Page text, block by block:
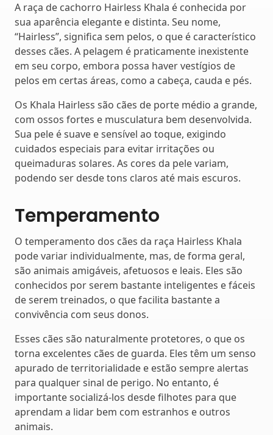
A raça de cachorro Hairless Khala é conhecida por
sua aparência elegante e distinta. Seu nome,
“Hairless”, significa sem pelos, o que é característico
desses cães. A pelagem é praticamente inexistente
em seu corpo, embora possa haver vestígios de
pelos em certas áreas, como a cabeça, cauda e pés.
Os Khala Hairless são cães de porte médio a grande,
com ossos fortes e musculatura bem desenvolvida.
Sua pele é suave e sensível ao toque, exigindo
cuidados especiais para evitar irritações ou
queimaduras solares. As cores da pele variam,
podendo ser desde tons claros até mais escuros.
Temperamento
O temperamento dos cães da raça Hairless Khala
pode variar individualmente, mas, de forma geral,
são animais amigáveis, afetuosos e leais. Eles são
conhecidos por serem bastante inteligentes e fáceis
de serem treinados, o que facilita bastante a
convivência com seus donos.
Esses cães são naturalmente protetores, o que os
torna excelentes cães de guarda. Eles têm um senso
apurado de territorialidade e estão sempre alertas
para qualquer sinal de perigo. No entanto, é
importante socializá-los desde filhotes para que
aprendam a lidar bem com estranhos e outros
animais.